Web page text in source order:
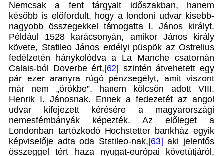
Nemcsak a fent tárgyalt időszakban, hanem
később is előfordult, hogy a londoni udvar kisebb-
nagyobb összegekkel támogatta I. János királyt.
Például 1528 karácsonyán, amikor János király
követe, Statileo János erdélyi püspök az Ostrelius
fedélzetén hánykolódva a La Manche csatornán
Calais-ból Doverbe ért,[62] szintén átvehetett egy
pár ezer aranyra rúgó pénzsegélyt, amit viszont
már nem „örökbe”, hanem kölcsön adott VIII.
Henrik I. Jánosnak. Ennek a fedezetét az angol
udvar kifejezett kérésére a magyarországi
nemesfémbányák képezték. Az előleget a
Londonban tartózkodó Hochstetter bankház egyik
képviselője adta oda Statileo-nak,[63] aki jelentős
összeggel tért haza nyugat-európai követútjáról,